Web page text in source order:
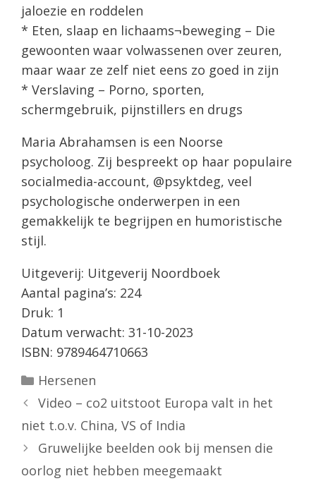
jaloezie en roddelen
* Eten, slaap en lichaams¬beweging – Die
gewoonten waar volwassenen over zeuren,
maar waar ze zelf niet eens zo goed in zijn
* Verslaving – Porno, sporten,
schermgebruik, pijnstillers en drugs
Maria Abrahamsen is een Noorse
psycholoog. Zij bespreekt op haar populaire
socialmedia-account, @psyktdeg, veel
psychologische onderwerpen in een
gemakkelijk te begrijpen en humoristische
stijl.
Uitgeverij: Uitgeverij Noordboek
Aantal pagina’s: 224
Druk: 1
Datum verwacht: 31-10-2023
ISBN: 9789464710663
Categorieën
Hersenen
Video – co2 uitstoot Europa valt in het
niet t.o.v. China, VS of India
Gruwelijke beelden ook bij mensen die
oorlog niet hebben meegemaakt